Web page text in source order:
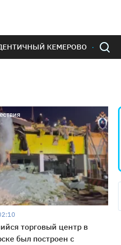
КЕМЕРОВО
торговый центр в
был построен с